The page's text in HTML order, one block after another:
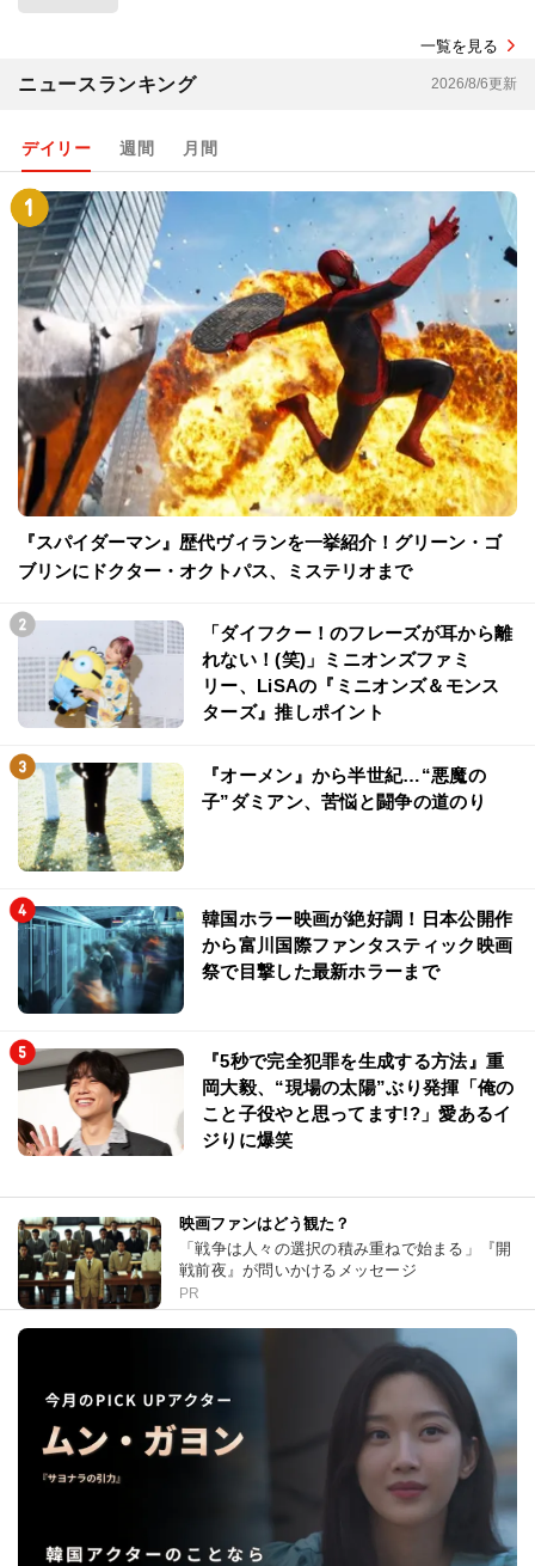
一覧を見る
ニュースランキング 2026/8/6更新
デイリー 週間 月間
『スパイダーマン』歴代ヴィランを一挙紹介！グリーン・ゴ
ブリンにドクター・オクトパス、ミステリオまで
「ダイフクー！のフレーズが耳から離
れない！(笑)」ミニオンズファミ
リー、LiSAの『ミニオンズ＆モンス
ターズ』推しポイント
『オーメン』から半世紀…“悪魔の
子”ダミアン、苦悩と闘争の道のり
韓国ホラー映画が絶好調！日本公開作
から富川国際ファンタスティック映画
祭で目撃した最新ホラーまで
『5秒で完全犯罪を生成する方法』重
岡大毅、“現場の太陽”ぶり発揮「俺の
こと子役やと思ってます!?」愛あるイ
ジりに爆笑
映画ファンはどう観た？
「戦争は人々の選択の積み重ねで始まる」『開
戦前夜』が問いかけるメッセージ
PR